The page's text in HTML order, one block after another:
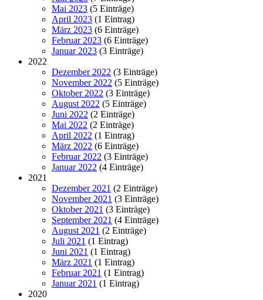
Mai 2023 (5 Einträge)
April 2023 (1 Eintrag)
März 2023 (6 Einträge)
Februar 2023 (6 Einträge)
Januar 2023 (3 Einträge)
2022
Dezember 2022 (3 Einträge)
November 2022 (5 Einträge)
Oktober 2022 (3 Einträge)
August 2022 (5 Einträge)
Juni 2022 (2 Einträge)
Mai 2022 (2 Einträge)
April 2022 (1 Eintrag)
März 2022 (6 Einträge)
Februar 2022 (3 Einträge)
Januar 2022 (4 Einträge)
2021
Dezember 2021 (2 Einträge)
November 2021 (3 Einträge)
Oktober 2021 (3 Einträge)
September 2021 (4 Einträge)
August 2021 (2 Einträge)
Juli 2021 (1 Eintrag)
Juni 2021 (1 Eintrag)
März 2021 (1 Eintrag)
Februar 2021 (1 Eintrag)
Januar 2021 (1 Eintrag)
2020